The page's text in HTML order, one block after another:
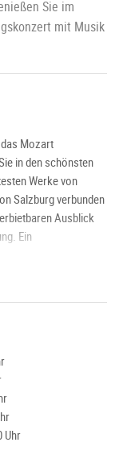
Sie im
mit Musik
Mozart
in den schönsten
Werke von
Salzburg verbunden
Ausblick
Ein
exquisites Dinner im
findet
auf der
Uhr